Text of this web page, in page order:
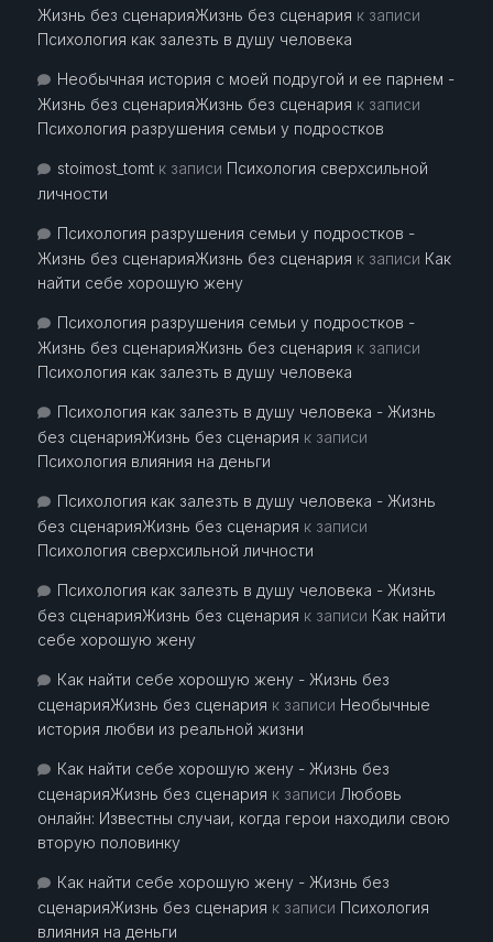
Жизнь без сценарияЖизнь без сценария к записи
Психология как залезть в душу человека
Необычная история с моей подругой и ее парнем -
Жизнь без сценарияЖизнь без сценария к записи
Психология разрушения семьи у подростков
stoimost_tomtк записи Психология сверхсильной
личности
Психология разрушения семьи у подростков -
Жизнь без сценарияЖизнь без сценария к записи Как
найти себе хорошую жену
Психология разрушения семьи у подростков -
Жизнь без сценарияЖизнь без сценария к записи
Психология как залезть в душу человека
Психология как залезть в душу человека - Жизнь
без сценарияЖизнь без сценария к записи
Психология влияния на деньги
Психология как залезть в душу человека - Жизнь
без сценарияЖизнь без сценария к записи
Психология сверхсильной личности
Психология как залезть в душу человека - Жизнь
без сценарияЖизнь без сценария к записи Как найти
себе хорошую жену
Как найти себе хорошую жену - Жизнь без
сценарияЖизнь без сценария к записи Необычные
история любви из реальной жизни
Как найти себе хорошую жену - Жизнь без
сценарияЖизнь без сценария к записи Любовь
онлайн: Известны случаи, когда герои находили свою
вторую половинку
Как найти себе хорошую жену - Жизнь без
сценарияЖизнь без сценария к записи Психология
влияния на деньги